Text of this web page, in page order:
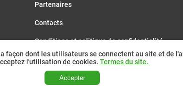
Partenaires
Contacts
Conditions et politique de confidentialité
façon dont les utilisateurs se connectent au site et de
l'utilisation de cookies. Termes du site.
Accepter